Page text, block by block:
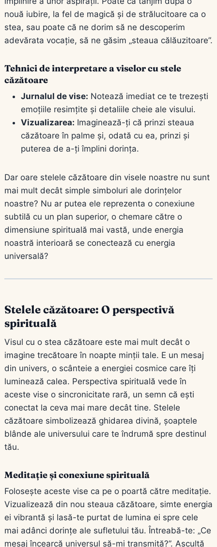
nouă iubire, la fel de magică și de strălucitoare ca o
stea, sau poate că ne dorim să ne descoperim
adevărata vocație, să ne găsim „steaua călăuzitoare”.
Tehnici de interpretare a viselor cu stele
căzătoare
Jurnalul de vise: Notează imediat ce te trezești
emoțiile resimțite și detaliile cheie ale visului.
Vizualizarea: Imaginează-ți că prinzi steaua
căzătoare în palme și, odată cu ea, prinzi și
puterea de a-ți împlini dorința.
Dar oare stelele căzătoare din visele noastre nu sunt
mai mult decât simple simboluri ale dorințelor
noastre? Nu ar putea ele reprezenta o conexiune
subtilă cu un plan superior, o chemare către o
dimensiune spirituală mai vastă, unde energia
noastră interioară se conectează cu energia
universală?
Stelele căzătoare: O perspectivă
spirituală
Visul cu o stea căzătoare este mai mult decât o
imagine trecătoare în noapte minții tale. E un mesaj
din univers, o scânteie a energiei cosmice care îți
luminează calea. Perspectiva spirituală vede în
aceste vise o sincronicitate rară, un semn că ești
conectat la ceva mai mare decât tine. Stelele
căzătoare simbolizează ghidarea divină, șoaptele
blânde ale universului care te îndrumă spre destinul
tău.
Meditație și conexiune spirituală
Folosește aceste vise ca pe o poartă către meditație.
Vizualizează din nou steaua căzătoare, simte energia
ei vibrantă și lasă-te purtat de lumina ei spre cele
mai adânci dorințe ale sufletului tău. Întreabă-te: „Ce
mesaj încearcă universul să-mi transmită?”. Ascultă